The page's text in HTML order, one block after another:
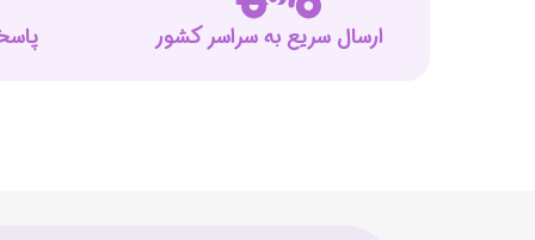
ارسال سریع به سراسر کشور